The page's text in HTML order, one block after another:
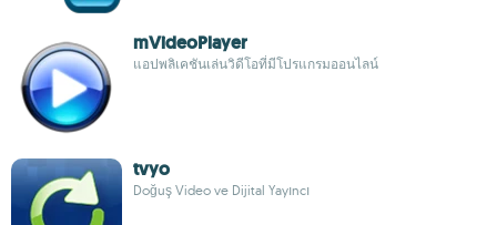
mVideoPlayer
แอปพลิเคชันเล่นวิดีโอที่มีโปรแกรมออนไลน์
tvyo
Doğuş Video ve Dijital Yayıncı